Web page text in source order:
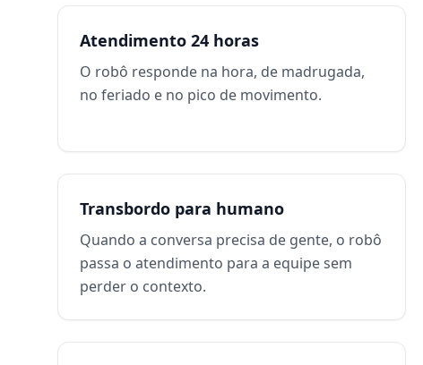
Atendimento 24 horas
O robô responde na hora, de madrugada,
no feriado e no pico de movimento.
Transbordo para humano
Quando a conversa precisa de gente, o robô
passa o atendimento para a equipe sem
perder o contexto.